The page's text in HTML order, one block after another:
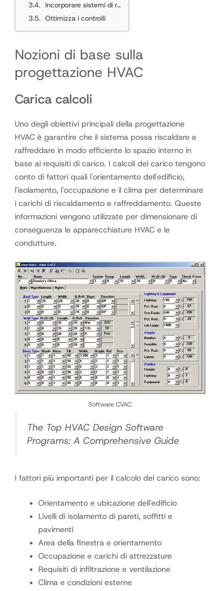
Incorporare sistemi di recupero energetico
Ottimizza i controlli
Nozioni di base sulla
progettazione HVAC
Carica calcoli
Uno degli obiettivi principali della progettazione
HVAC è garantire che il sistema possa riscaldare e
raffreddare in modo efficiente lo spazio interno in
base ai requisiti di carico. I calcoli del carico tengono
conto di fattori quali l'orientamento dell'edificio,
l'isolamento, l'occupazione e il clima per determinare
i carichi di riscaldamento e raffreddamento. Queste
informazioni vengono utilizzate per dimensionare di
conseguenza le apparecchiature HVAC e le
condutture.
Software CVAC
The Top HVAC Design Software
Programs: A Comprehensive Guide
I fattori più importanti per il calcolo del carico sono:
Orientamento e ubicazione dell'edificio
Livelli di isolamento di pareti, soffitti e
pavimenti
Area della finestra e orientamento
Occupazione e carichi di attrezzature
Requisiti di infiltrazione e ventilazione
Clima e condizioni esterne